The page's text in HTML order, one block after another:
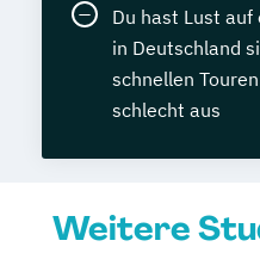
Du hast Lust
in Deutschland
schnellen
schlecht aus
Weitere